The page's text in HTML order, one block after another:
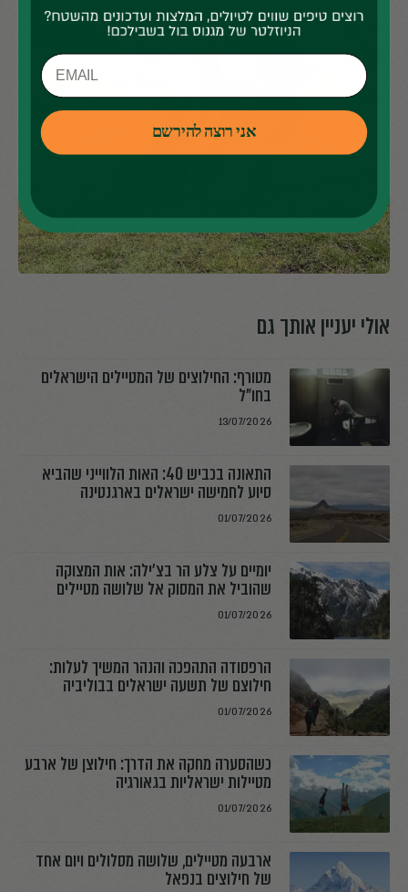
אולי יעניין אותך גם
מטורף: החילוצים של המטיילים הישראלים
בחו"ל
13/07/2026
התאונה בכביש 40: האות הלווייני שהביא
סיוע לחמישה ישראלים בארגנטינה
01/07/2026
יומיים על צלע הר בצ׳ילה: אות המצוקה
שהוביל את המסוק אל שלושה מטיילים
01/07/2026
הרפסודה התהפכה והנהר המשיך לעלות:
חילוצם של תשעה ישראלים בבוליביה
01/07/2026
כשהסערה מחקה את הדרך: חילוצן של ארבע
מטיילות ישראליות בגאורגיה
01/07/2026
ארבעה מטיילים, שלושה מסלולים ויום אחד
של חילוצים בנפאל
אני רוצה להירשם